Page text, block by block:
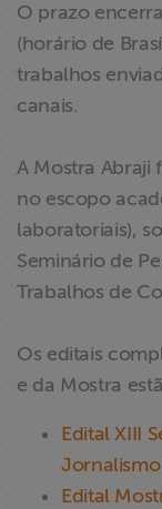
O prazo
(horário de
trabalhos
canais.
A Mostra Abraji
no escopo
laboratoriais),
Seminário de
Trabalhos de
Os editais
e da Mostra
Edital XIII
Edital